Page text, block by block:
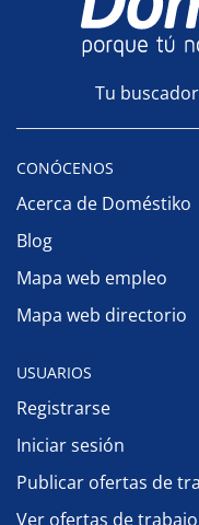
Tu
CONÓCENOS
Acerca de Doméstiko
Blog
Mapa web empleo
Mapa web directorio
USUARIOS
Registrarse
Iniciar sesión
Publicar ofertas de
Ver ofertas de trabajo